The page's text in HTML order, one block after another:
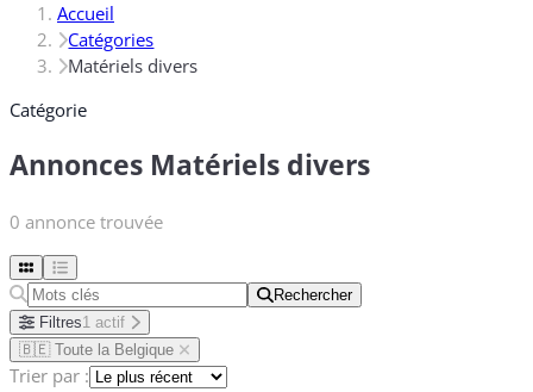
Accueil
Catégories
Matériels divers
Catégorie
Annonces Matériels divers
0 annonce trouvée
Rechercher
Rechercher
Filtres1 actif
🇧🇪 Toute la Belgique
Trier par :